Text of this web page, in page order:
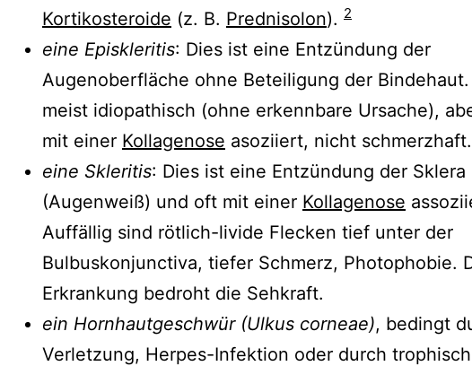
Kortikosteroide (z. B. Prednisolon). 2
eine Episkleritis: Dies ist eine Entzündung der
Augenoberfläche ohne Beteiligung der
meist idiopathisch (ohne erkennbare Ursache),
mit einer Kollagenose asoziiert, nicht schmerzhaft.
eine Skleritis: Dies ist eine Entzündung der Sklera
(Augenweiß) und oft mit einer Kollagenose
Auffällig sind rötlich-livide Flecken tief unter der
Bulbuskonjunctiva, tiefer Schmerz, Photophobie.
Erkrankung bedroht die Sehkraft.
ein Hornhautgeschwür (Ulkus corneae), bedingt
Verletzung, Herpes-Infektion oder durch